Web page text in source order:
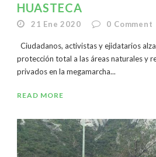
HUASTECA
21 Ene 2020 0 Comment
Ciudadanos, activistas y ejidatarios
protección total a las áreas naturales y
privados en la megamarcha...
READ MORE